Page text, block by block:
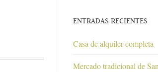
ENTRADAS RECIENTES
Casa de alquiler completa
Mercado tradicional de